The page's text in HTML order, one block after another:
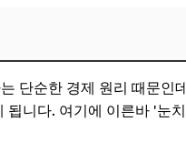
단순한 경제 원리 때문인데
니다. 여기에 이른바 '눈치